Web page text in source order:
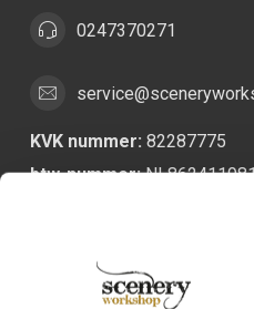
0247370271
KVK nummer: 82287775
btw-nummer: